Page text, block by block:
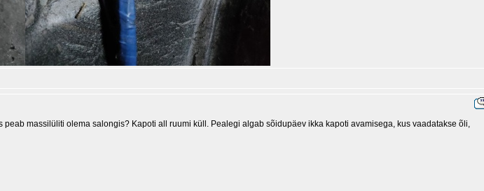
massilüliti olema salongis? Kapoti all ruumi küll. Pealegi algab sõidupäev ikka kapoti avamisega, kus vaadatakse õli,